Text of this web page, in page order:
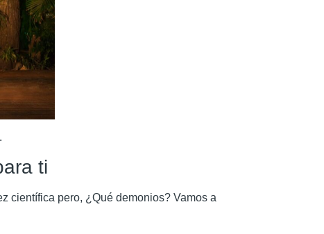
ti
científica pero, ¿Qué demonios? Vamos a